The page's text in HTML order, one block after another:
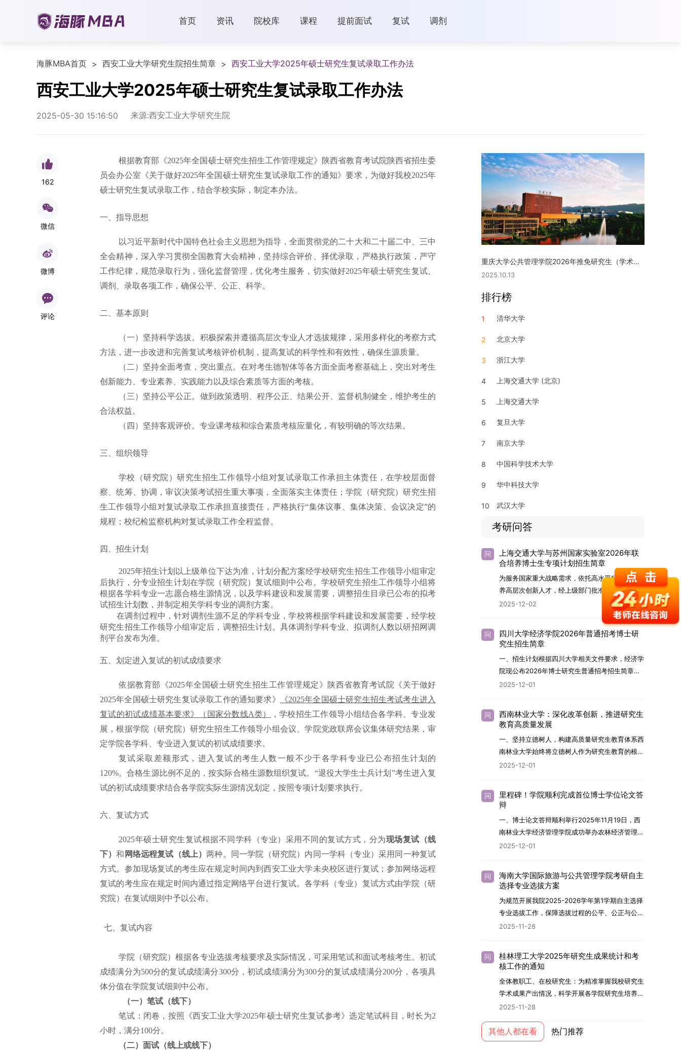
首页 资讯 院校库 课程 提前面试 复试 调剂
海豚MBA首页 > 西安工业大学研究生院招生简章 > 西安工业大学2025年硕士研究生复试录取工作办法
西安工业大学2025年硕士研究生复试录取工作办法
2025-05-30 15:16:50 来源:西安工业大学研究生院
162
微信
微博
评论
根据教育部《2025年全国硕士研究生招生工作管理规定》陕西省教育考试院陕西省招生委
员会办公室 《关于做好2025年全国硕士研究生复试录取工作的通知》要求，为做好我校2025年
硕士研究生复试录取工作，结合学校实际，制定本办法。
一、指导思想
以习近平新时代中国特色社会主义思想为指导，全面贯彻党的二十大和二十届二中、三中
全会精神，深入学习贯彻全国教育大会精神，坚持综合评价、择优录取，严格执行政策，严守
工作纪律，规范录取行为，强化监督管理，优化考生服务，切实做好2025年硕士研究生复试、
调剂、录取各项工作，确保公平、公正、科学。
二、基本原则
（一）坚持科学选拔。积极探索并遵循高层次专业人才选拔规律，采用多样化的考察方式
方法，进一步改进和完善复试考核评价机制，提高复试的科学性和有效性，确保生源质量。
（二）坚持全面考查，突出重点。在对考生德智体等各方面全面考察基础上，突出对考生
创新能力、专业素养、实践能力以及综合素质等方面的考核。
（三）坚持公平公正。做到政策透明、程序公正、结果公开、监督机制健全，维护考生的
合法权益。
（四）坚持客观评价。专业课考核和综合素质考核应量化，有较明确的等次结果。
三、组织领导
学校（研究院）研究生招生工作领导小组对复试录取工作承担主体责任，在学校层面督
察、统筹、协调，审议决策考试招生重大事项，全面落实主体责任；学院（研究院）研究生招
生工作领导小组对复试录取工作承担直接责任，严格执行“集体议事、 集体决策 、会议决定”的
规程； 校纪检监察机构对复试录取工作全程监督。
四、招生计划
2025年招生计划以上级单位下达为准，计划分配方案经学校研究生招生工作领导小组审定
后执行，分专业招生计划在学院（研究院）复试细则中公布。学校研究生招生工作领导小组将
根据各学科专业一志愿合格生源情况，以及学科建设和发展需要，调整招生目录已公布的拟考
试招生计划数，并制定相关学科专业的调剂方案。
在调剂过程中，针对调剂生源不足的学科专业，学校将根据学科建设和发展需要，经学校
研究生招生工作领导小组审定后，调整招生计划。具体调剂学科专业、拟调剂人数以研招网调
剂平台发布为准。
五、划定进入复试的初试成绩要求
依据教育部《2025年全国硕士研究生招生工作管理规定》陕西省教育考试院《关于做好
2025年全国硕士研究生复试录取工作的通知要求》
《2025年全国硕士研究生招生考试考生进入
复试的初试成绩基本要求》（国家分数线A类）
，学校招生工作领导小组结合各学科、专业发
展，根据学院（研究院）研究生招生工作领导小组会议、学院党政联席会议集体研究结果，审
定学院各学科、专业进入复试的初试成绩要求。
复试采取差额形式，进入复试的考生人数一般不少于各学科专业已公布招生计划的
120%。合格生源比例不足的，按实际合格生源数组织复试。“退役大学生士兵计划”考生进入复
试的初试成绩要求结合各学院实际生源情况划定，按照专项计划要求执行。
六、复试方式
2025年硕士研究生复试根据不同学科（专业）采用不同的复试方式，分为现场复试（线
下）和 网络远程复试 （线上）两种。同一学院（研究院）内同一学科（专业）采用同一种复试
方式。参加现场复试的考生应在规定时间内到西安工业大学未央校区进行复试；参加网络远程
复试的考生应在规定时间内通过指定网络平台进行复试。各学科（专业）复试方式由学院（研
究院）在复试细则中予以公布。
七、复试内容
学院（研究院）根据各专业选拔考核要求及实际情况，可采用笔试和面试考核考生。初试
成绩满分为500分的复试成绩满分300分，初试成绩满分为300分的复试成绩满分200分，各项具
体分值在学院复试细则中公布。
（一）笔试（线下）
笔试：闭卷，按照
《西安工业大学2025年硕士研究生复试参考》选定笔试科目，时长为2
小时，满分100分。
（二） 面试（线上或线下）
重庆大学公共管理学院2026年推免研究生（学术型硕士）复试实施细则
2025.10.13
排行榜
1 清华大学
2 北京大学
3 浙江大学
4 上海交通大学 (北京)
5 上海交通大学
6 复旦大学
7 南京大学
8 中国科学技术大学
9 华中科技大学
10 武汉大学
考研问答
问
上海交通大学与苏州国家实验室2026年联
合培养博士生专项计划招生简章
为服务国家重大战略需求，依托高水平科研平台培
养高层次创新人才，经上级部门批准，苏州实验室
（全称“苏州国家实验室”）与上海交通大学将于
2026年继续合作开展博士研究生联合培养工作。
该项目旨在选拔优秀学子，在材料及相关前沿交叉
学科领域进行深度培养。相关招生政策及安排说明
展方向，培育具备科学家素养、创新精神与科研能
力，系统掌握学科前沿知识，能胜任高水平科学研
究与技术开发工作的未来领军人才。二、招生安排
（0805）、化学（0703）、电子科学与技术
（0809）、材料与化工（0856）、机械
（0855）、电子信息（0854）等相关专业。
（二）招生名额2026年度具体招生规模以国家最
博、硕博连读与申请-考核制，将根据考生综合素
质择优录取。（四）培养类别全部为全日制非定向
就业博士研究生。三、培养模式与学位管理（一）
学籍管理联合培养学生学籍隶属于上海交通大学，
基本修业年限按该校研究生学籍管理办法执行。
第一阶段于上海交通大学完成课程学习；第二阶段
进入苏州实验室，依托其重大科研任务开展课题研
定年限内达到上海交通大学毕业及学位授予要求
的，将获发上海交通大学博士研究生毕业证书并授
予博士学位。四、项目特色与支持条件（一）高水
料领域大科学装置与人工智能辅助研发平台，获得
前沿科研训练条件。（二）优质导师资源由包括院
士在内的资深科研人员组成导师团队，提供高水平
学术指导，并支持参与国际化学术交流。（三）优
厚奖助待遇提供具有竞争力的助研津贴与生活补
道在培养过程中表现优异者，毕业后可优先获得苏
州实验室的工作推荐机会。五、申请条件与报名流
2025-12-02
问
四川大学经济学院2026年普通招考博士研
究生招生简章
一、招生计划根据四川大学相关文件要求，经济学
院现公布2026年博士研究生普通招考招生简章。
2026年，学院博士研究生招生全面实行“申请-考
学院2026年博士生招生专业目录》。实际录取人
进行适当调整。除国家专项计划外，我院招收定向
就业考生的比例原则上不超过总计划的5%。全日
制定向就业考生在基本修业年限内须全脱产在校学
中国共产党的领导，品德良好，遵纪守法，身心健
康，并满足《四川大学2026年博士研究生招生章
程》中列出的各项基本条件。2.具备较强的科研能
力，并展现出良好的科研发展潜力。3.提交两份由
下两项要求：①以第一作者身份在报考学科领域
内发表期刊文章，其中至少1篇为A级、1篇为B级
（期刊等级依据《四川大学哲学社会科学期刊与应
用成果分级方案》认定）；②作为主要完成人获
得省部级二等奖及以上科研成果奖励（以证书为
前三。（二）网上报名及缴费报名及缴费统一在网
上进行，时间为2025年11月27日上午9:00至
读学校及学院发布的招生章程、简章及专业目录，
按规定完成报名及缴费。逾期未完成视为自动放
弃。（三）申请材料提交符合报考条件的考生，需
下载并填写《博士入学申请材料自查表》，按要求
整理申请材料，确保材料齐全、顺序正确。所有纸
2025-12-01
问
西南林业大学：深化改革创新，推进研究生
教育高质量发展
一、坚持立德树人，构建高质量研究生教育体系西
南林业大学始终将立德树人作为研究生教育的根本
任务，积极响应“教育强国，研究生教育何为”的时
生导师立德树人职责实施细则（2025年修
才兼备、科技报国的远大志向，增强社会责任感和
人文关怀，促进个人成长与国家战略需求深度融
合。同时，学校制定《关于进一步加强研究生教育
诚信与学术道德教育，弘扬科学精神。学校坚
持“五育并举”育人理念，通过德育铸魂、智育启
智、体育强身、美育润心、劳育践行，全面培养能
够担当民族复兴大任的高素质人才。（一）强化思
生成长中的关键角色，推动形成以德为先、科研报
国的育人氛围。在加强学术规范和学风建设方面，
学校持续开展学术诚信教育，营造风清气正的学术
环境。（二）完善“五育并举”育人机制学校系统推
进德育、智育、体育、美育和劳育有机融合，构建
社会实践等多种途径，提升研究生的综合素质，培
养具有创新精神、实践能力和社会责任感的时代新
2025-12-01
问
里程碑！学院顺利完成首位博士学位论文答
辩
一、博士论文答辩顺利举行2025年11月19日，西
南林业大学经济管理学院成功举办农林经济管理专
业首届博士研究生学位论文答辩会。答辩地点设于
成。北京林业大学陈建成教授担任主席，委员包括
授，以及昆明理工大学冯朝睿教授。文枚的博士论
文选题为《加入合作社对茶农绿色生产行为的影响
研究》，该研究立足于茶农生产经营实际，围
合作社及其利益联结机制对茶农采纳绿色生产技术
行为的影响路径，不仅深化了合作社推动农业绿色
转型的理论认识，也促进了农业经济学与生态学相
关研究的交叉融合，为促进茶农增收、服务双碳目
与框架文枚博士的论文聚焦茶农参与合作社这一现
实背景，系统梳理了“认知—采纳—转型—收益”的
2025-12-01
问
海南大学国际旅游与公共管理学院考研自主
选择专业选拔方案
为规范开展我院2025-2026学年第1学期自主选择
专业选拔工作，保障选拔过程的公平、公正与公
开，依据《海南大学普通本科学生自主选择专业管
准备工作的通知》（海大本[2025]17号）两份核
际情况，特制定本实施方案。一、组建选拔工作专
项领导小组为统筹推进自主选择专业选拔全流程工
作，确保各项环节有序落地，学院专门成立选拔工
作领导小组。二、明确报名准入条件本次自主选择
专业选拔的报名对象限定为2025级全日制普通本
2025-11-28
问
桂林理工大学2025年研究生成果统计和考
核工作的通知
全体教职工、在校研究生：为精准掌握我校研究生
学术成果产出情况，科学开展各学院研究生培养质
量评估工作，进一步推进研究生成果管理的规范
成果统计、审核及考核相关事宜通知如下：一、成
果统计范畴及填报规范本次成果统计对象为我校全
2025-11-28
其他人都在看 热门推荐